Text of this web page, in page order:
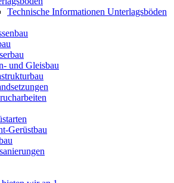
Technische Informationen Unterlagsböden
und Gleisbau
Gerüstbau